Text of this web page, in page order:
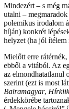
Mindezért – s még
utalni –
polemikus irodalom
híján) konkrét
helyzet (ha jól ítélem
Mielőtt erre
ebből a vitából. Az
az elmondhatatlanul
szerint (ezt is most
Balramagyar,
érdekkörébe